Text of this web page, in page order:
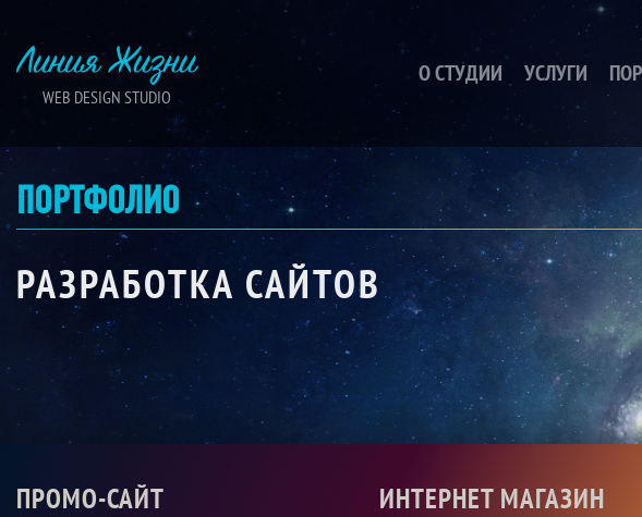
Линия Жизни
WEB DESIGN STUDIO
О СТУДИИ УСЛУГИ
ПОРТФОЛИО
РАЗРАБОТКА САЙТОВ
ПРОМО-САЙТ
ИНТЕРНЕТ МАГАЗИН